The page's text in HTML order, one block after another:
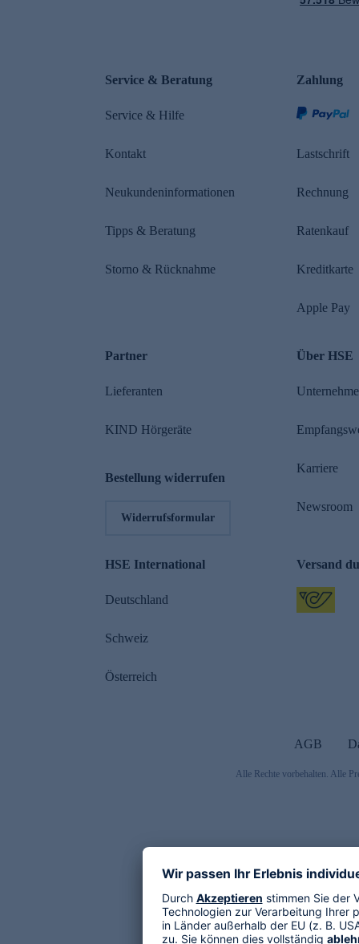
Service & Beratung
Service & Hilfe
Kontakt
Neukundeninformationen
Tipps & Beratung
Storno & Rücknahme
Zahlung
Lastschrift
Rechnung
Ratenkauf
Kreditkarte
Apple Pay
Partner
Lieferanten
KIND Hörgeräte
Bestellung widerrufen
Widerrufsformular
Über HSE
Karriere
Newsroom
HSE International
Deutschland
Schweiz
Österreich
Versand
AGB
Alle Rechte vorbehalten. Alle